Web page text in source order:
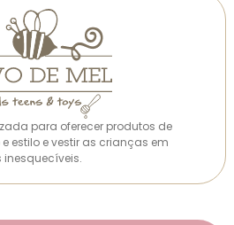
para oferecer produtos de
estilo e vestir as crianças em